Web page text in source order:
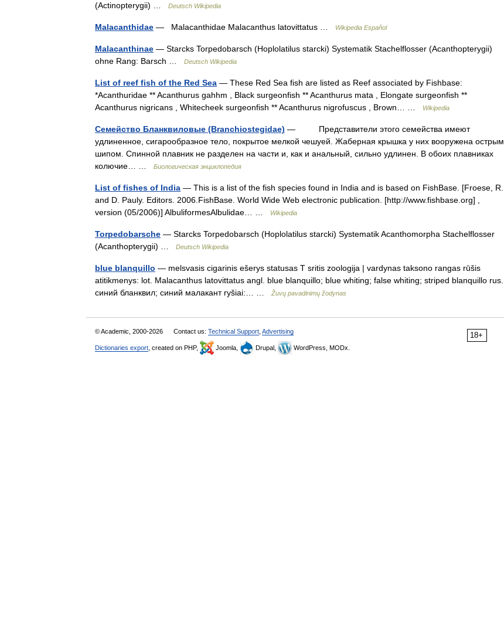
(Actinopterygii) …
Deutsch Wikipedia
Malacanthidae — Malacanthidae Malacanthus latovittatus … Wikipedia Español
Malacanthinae — Starcks Torpedobarsch (Hoplolatilus starcki) Systematik Stachelflosser (Acanthopterygii)
ohne Rang: Barsch …
Deutsch Wikipedia
List of reef fish of the Red Sea — These Red Sea fish are listed as Reef associated by Fishbase:
*Acanthuridae ** Acanthurus gahhm , Black surgeonfish ** Acanthurus mata , Elongate surgeonfish **
Acanthurus nigricans , Whitecheek surgeonfish ** Acanthurus nigrofuscus , Brown… …
Wikipedia
Семейство Бланквиловые (Branchiostegidae) — Представители этого семейства имеют
удлиненное, сигарообразное тело, покрытое мелкой чешуей. Жаберная крышка у них вооружена острым
шипом. Спинной плавник не разделен на части и, как и анальный, сильно удлинен. В обоих плавниках
колючие… …
Биологическая энциклопедия
List of fishes of India — This is a list of the fish species found in India and is based on FishBase. [Froese, R.
and D. Pauly. Editors. 2006.FishBase. World Wide Web electronic publication. [http://www.fishbase.org] ,
version (05/2006)] AlbuliformesAlbulidae… …
Wikipedia
Torpedobarsche — Starcks Torpedobarsch (Hoplolatilus starcki) Systematik Acanthomorpha Stachelflosser
(Acanthopterygii) …
Deutsch Wikipedia
blue blanquillo — melsvasis cigarinis ešerys statusas T sritis zoologija | vardynas taksono rangas rūšis
atitikmenys: lot. Malacanthus latovittatus angl. blue blanquillo; blue whiting; false whiting; striped blanquillo rus.
синий бланквил; синий малакант ryšiai:… …
Žuvų pavadinimų žodynas
18+
© Academic, 2000-2026 Contact us: Technical Support Advertising
Dictionaries export , created on PHP, Joomla, Drupal, WordPress, MODx.